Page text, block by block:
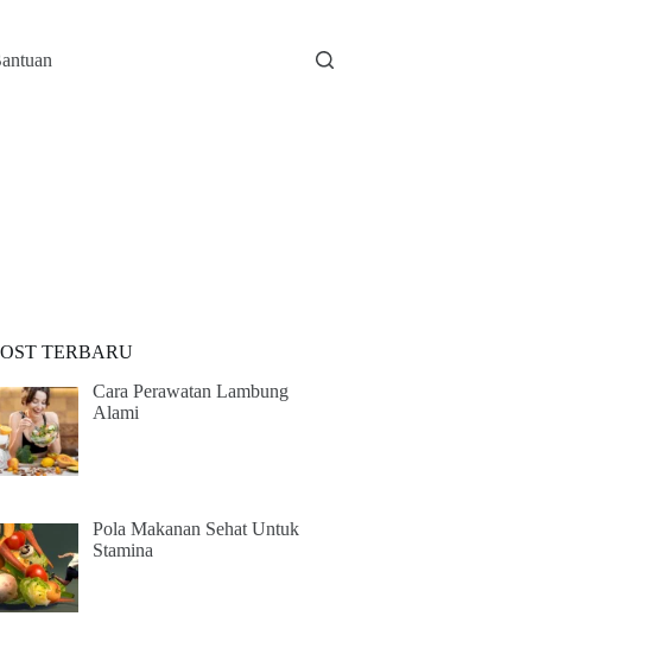
TERBARU
Cara Perawatan Lambung
Alami
Pola Makanan Sehat Untuk
Stamina